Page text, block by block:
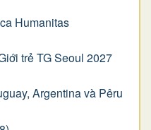
Humanitas
trẻ TG Seoul 2027
Argentina và Pêru